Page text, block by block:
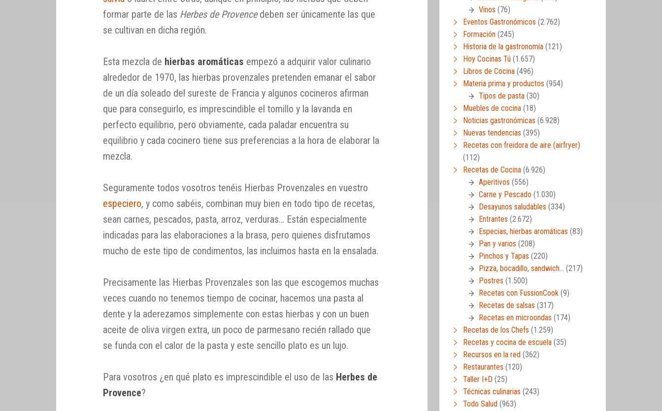
formar parte de las Herbes de Provencedeben ser únicamente las que
se cultivan en dicha región.
Esta mezcla de hierbas aromáticas empezó a adquirir valor culinario
alrededor de 1970, las hierbas provenzales pretenden emanar el sabor
de un día soleado del sureste de Francia y algunos cocineros afirman
que para conseguirlo, es imprescindible el tomillo y la lavanda en
perfecto equilibrio, pero obviamente, cada paladar encuentra su
equilibrio y cada cocinero tiene sus preferencias a la hora de elaborar la
mezcla.
Seguramente todos vosotros tenéis Hierbas Provenzales en vuestro
especiero, y como sabéis, combinan muy bien en todo tipo de recetas,
sean carnes, pescados, pasta, arroz, verduras… Están especialmente
indicadas para las elaboraciones a la brasa, pero quienes disfrutamos
mucho de este tipo de condimentos, las incluimos hasta en la ensalada.
Precisamente las Hierbas Provenzales son las que escogemos muchas
veces cuando no tenemos tiempo de cocinar, hacemos una pasta al
dente y la aderezamos simplemente con estas hierbas y con un buen
aceite de oliva virgen extra, un poco de parmesano recién rallado que
se funda con el calor de la pasta y este sencillo plato es un lujo.
Para vosotros ¿en qué plato es imprescindible el uso de las Herbes de
Provence?
Vinos (76)
Eventos Gastronómicos (2.762)
Formación (245)
Historia de la gastronomía (121)
Hoy Cocinas Tú (1.657)
Libros de Cocina (496)
Materia prima y productos (954)
Tipos de pasta (30)
Muebles de cocina (18)
Noticias gastronómicas (6.928)
Nuevas tendencias (395)
Recetas con freidora de aire (airfryer)
(112)
Recetas de Cocina (6.926)
Aperitivos (556)
Carne y Pescado (1.030)
Desayunos saludables (334)
Entrantes (2.672)
Especias, hierbas aromáticas (83)
Pan y varios (208)
Pinchos y Tapas (220)
Pizza, bocadillo, sandwich… (217)
Postres (1.500)
Recetas con FussionCook (9)
Recetas de salsas (317)
Recetas en microondas (174)
Recetas de los Chefs (1.259)
Recetas y cocina de escuela (35)
Recursos en la red (362)
Restaurantes (120)
Taller I+D (25)
Técnicas culinarias (243)
Todo Salud (963)